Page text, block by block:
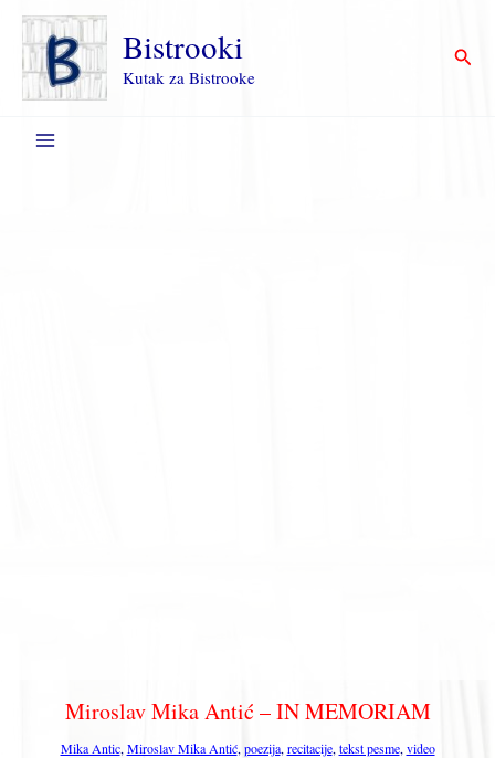
Пређи
садржај
Bistrooki
Kutak za Bistrooke
Miroslav Mika Antić – IN MEMORIAM
Mika Antic, Miroslav Mika Antić, poezija, recitacije, tekst pesme, video